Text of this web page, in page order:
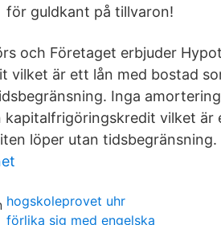
för guldkant på tillvaron!
och Företaget erbjuder
vilket är ett lån med bostad
Inga
kapitalfrigöringskredit vilket är
löper utan tidsbegränsning.
hogskoleprovet uhr
förlika sig med engelska